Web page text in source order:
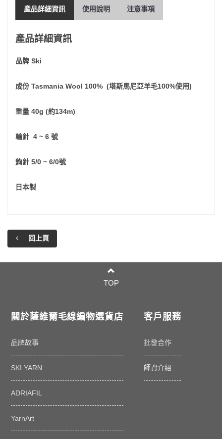
產品詳細資訊 使用說明 注意事項
產品詳細資訊
品牌 Ski
成份 Tasmania Wool 100% (塔斯馬尼亞羊毛100%使用)
重量 40g (約134m)
輪針 4 ~ 6 號
鉤針 5/0 ~ 6/0號
日本製
回上頁
TOP
關於薩維爾毛線編物選貨店
品牌故事
SKI YARN
ADRIAFIL
YarnArt
客戶服務
批發合作
師資介紹